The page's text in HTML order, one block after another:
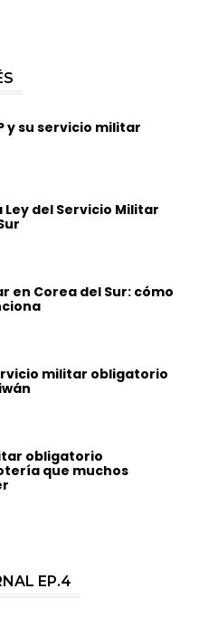
y su servicio militar
Ley del Servicio Militar
en Corea del Sur: cómo
militar obligatorio
obligatorio
que muchos
EP.4